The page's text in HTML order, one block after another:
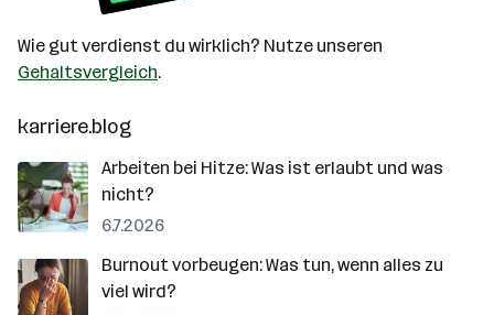
Wie gut verdienst du wirklich? Nutze unseren
Gehaltsvergleich.
karriere.blog
Arbeiten bei Hitze: Was ist erlaubt und was
nicht?
6.7.2026
Burnout vorbeugen: Was tun, wenn alles zu
viel wird?